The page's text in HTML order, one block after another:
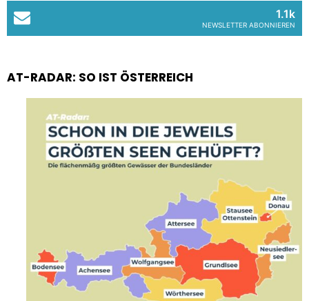
1.1k
NEWSLETTER ABONNIEREN
AT-RADAR: SO IST ÖSTERREICH